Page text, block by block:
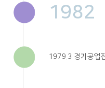
1982
1979.3 경기공업